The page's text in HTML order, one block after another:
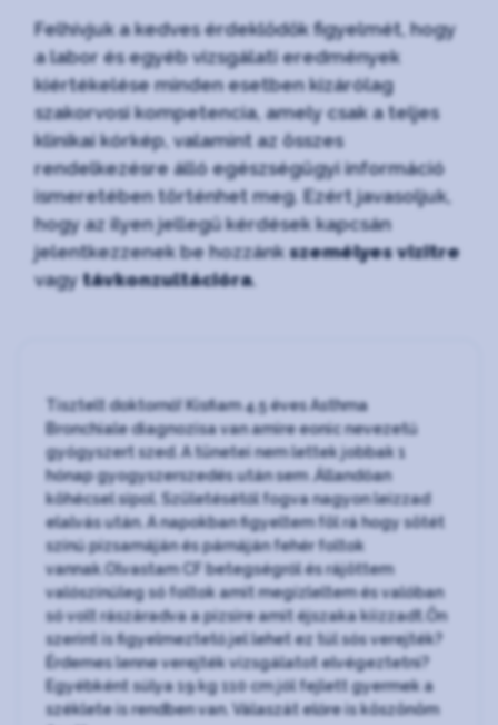
Felhívjuk a kedves érdeklődők figyelmét, hogy
a labor és egyéb vizsgálati eredmények
kiértékelése minden esetben kizárólag
szakorvosi kompetencia, amely csak a teljes
klinikai kórkép, valamint az összes
rendelkezésre álló egészségügyi információ
ismeretében történhet meg. Ezért javasoljuk,
hogy az ilyen jellegű kérdések kapcsán
jelentkezzenek be hozzánkszemélyes vizitre
vagy távkonzultációra.
Tisztelt doktornő! Kisfiam 4.5 éves Asthma
Bronchiale diagnozisa van amire eonic nevezetű
gyógyszert szed. A tünetei nem lettek jobbak 1
hónap gyogyszerszedés után sem .Állandóan
köhécsel sípol. Születésétől fogva nagyon leizzad
elalvás után. A napokban figyeltem föl rá hogy sötét
színű pizsamáján és párnáján fehér foltok
vannak.Olvastam CF betegségről és rájöttem
valószínűleg só foltok amit megízleltem és valóban
só volt rászáradva a pizsire amit éjszaka kiizzadt.Ön
szerint is figyelmeztető jel lehet ez túl sós verejték?
Érdemes lenne verejték vizsgálatot elvégeztetni?
Egyébként súlya 19 kg 110 cm jól fejlett gyermek a
széklete is rendben van. Válaszát előre is köszönöm